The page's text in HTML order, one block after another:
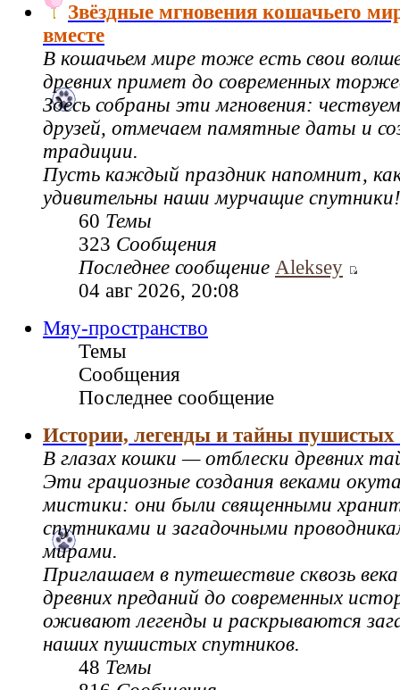
Звёздные мгновения кошачьего
вместе
В кошачьем мире тоже есть свои
древних примет до современных
Здесь собраны эти мгновения:
друзей, отмечаем памятные даты и
традиции.
Пусть каждый праздник напомнит,
удивительны наши мурчащие спутники!
60 Темы
323 Сообщения
Последнее сообщение Aleksey
04 авг 2026, 20:08
Мяу-пространство
Темы
Сообщения
Последнее сообщение
Истории, легенды и тайны пушистых
В глазах кошки — отблески древних
Эти грациозные создания веками
мистики: они были священными
спутниками и загадочными
мирами.
Приглашаем в путешествие сквозь
древних преданий до современных
оживают легенды и раскрываются
наших пушистых спутников.
48 Темы